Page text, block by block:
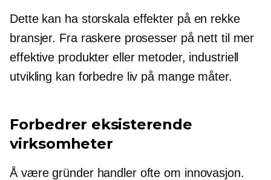
Dette kan ha storskalaeffekter på en rekke
bransjer. Fra raskere prosesser på nett til mer
effektive produkter eller metoder, industriell
utvikling kan forbedre liv på mange måter.
Forbedrer eksisterende
virksomheter
Å være gründer handler ofte om innovasjon.